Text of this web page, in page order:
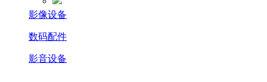
影像设备
数码配件
影音设备